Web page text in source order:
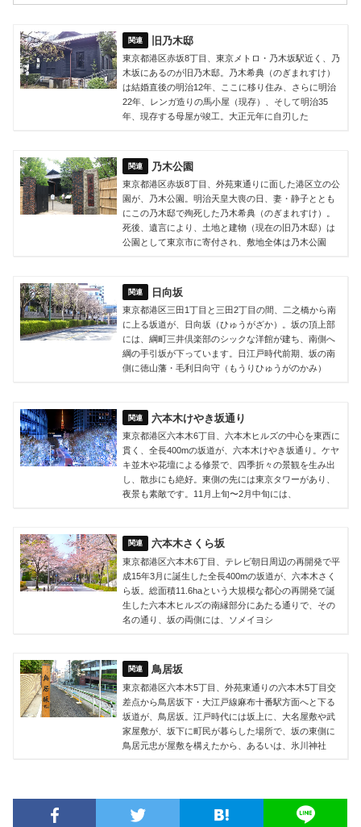
旧乃木邸
東京都港区赤坂8丁目、東京メトロ・乃木坂駅近く、乃
木坂にあるのが旧乃木邸。乃木希典（のぎまれすけ）
は結婚直後の明治12年、ここに移り住み、さらに明治
22年、レンガ造りの馬小屋（現存）、そして明治35
年、現存する母屋が竣工。大正元年に自刃した
乃木公園
東京都港区赤坂8丁目、外苑東通りに面した港区立の公
園が、乃木公園。明治天皇大喪の日、妻・静子ととも
にこの乃木邸で殉死した乃木希典（のぎまれすけ）。
死後、遺言により、土地と建物（現在の旧乃木邸）は
公園として東京市に寄付され、敷地全体は乃木公園
日向坂
東京都港区三田1丁目と三田2丁目の間、二之橋から南
に上る坂道が、日向坂（ひゅうがざか）。坂の頂上部
には、綱町三井倶楽部のシックな洋館が建ち、南側へ
綱の手引坂が下っています。日江戸時代前期、坂の南
側に徳山藩・毛利日向守（もうりひゅうがのかみ）
六本木けやき坂通り
東京都港区六本木6丁目、六本木ヒルズの中心を東西に
貫く、全長400mの坂道が、六本木けやき坂通り。ケヤ
キ並木や花壇による修景で、四季折々の景観を生み出
し、散歩にも絶好。東側の先には東京タワーがあり、
夜景も素敵です。11月上旬〜2月中旬には、
六本木さくら坂
東京都港区六本木6丁目、テレビ朝日周辺の再開発で平
成15年3月に誕生した全長400mの坂道が、六本木さく
ら坂。総面積11.6haという大規模な都心の再開発で誕
生した六本木ヒルズの南縁部分にあたる通りで、その
名の通り、坂の両側には、ソメイヨシ
鳥居坂
東京都港区六本木5丁目、外苑東通りの六本木5丁目交
差点から鳥居坂下・大江戸線麻布十番駅方面へと下る
坂道が、鳥居坂。江戸時代には坂上に、大名屋敷や武
家屋敷が、坂下に町民が暮らした場所で、坂の東側に
鳥居元忠が屋敷を構えたから、あるいは、氷川神社